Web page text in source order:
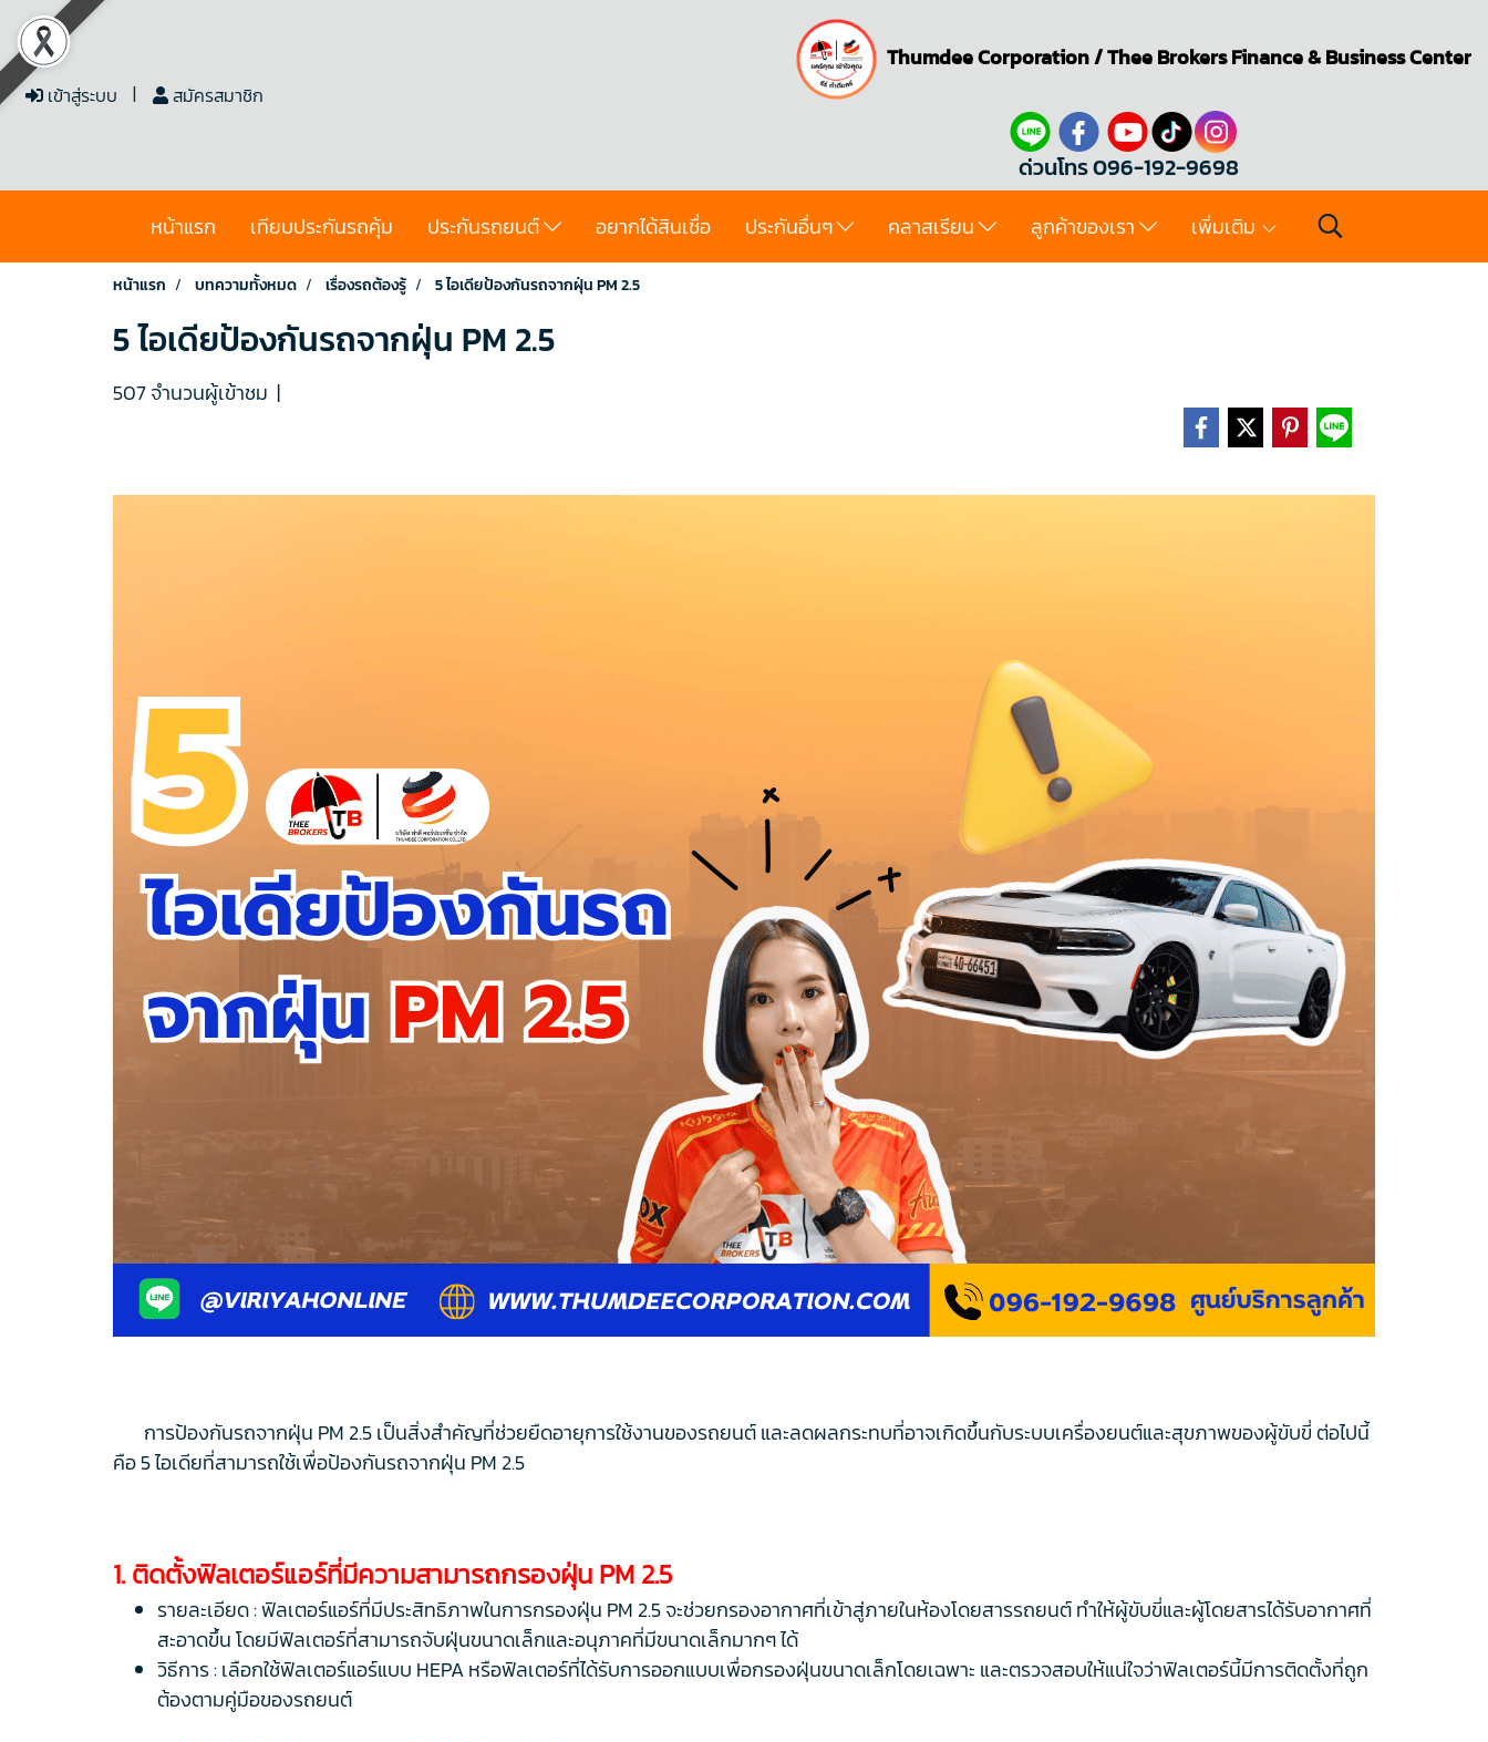
เข้าสู่ระบบ สมัครสมาชิก
Thumdee Corporation/Thee BrokersFinance & Business Center
ด่วนโทร 096-192-9698
หน้าแรก เทียบประกันรถคุ้ม ประกันรถยนต์ อยากได้สินเชื่อ ประกันอื่นๆ คลาสเรียน ลูกค้าของเรา เพิ่มเติม
หน้าแรก บทความทั้งหมด เรื่องรถต้องรู้ 5 ไอเดียป้องกันรถจากฝุ่น PM 2.5
5 ไอเดียป้องกันรถจากฝุ่น PM 2.5
507 จำนวนผู้เข้าชม |
การป้องกันรถจากฝุ่น PM 2.5 เป็นสิ่งสำคัญที่ช่วยยืดอายุการใช้งานของรถยนต์ และลดผลกระทบที่อาจเกิดขึ้นกับระบบเครื่องยนต์และสุขภาพของผู้ขับขี่ ต่อไปนี้
คือ 5 ไอเดียที่สามารถใช้เพื่อป้องกันรถจากฝุ่น PM 2.5
1. ติดตั้งฟิลเตอร์แอร์ที่มีความสามารถกรองฝุ่น PM 2.5
รายละเอียด : ฟิลเตอร์แอร์ที่มีประสิทธิภาพในการกรองฝุ่น PM 2.5 จะช่วยกรองอากาศที่เข้าสู่ภายในห้องโดยสารรถยนต์ ทำให้ผู้ขับขี่และผู้โดยสารได้รับอากาศที่
สะอาดขึ้น โดยมีฟิลเตอร์ที่สามารถจับฝุ่นขนาดเล็กและอนุภาคที่มีขนาดเล็กมากๆ ได้
วิธีการ : เลือกใช้ฟิลเตอร์แอร์แบบ HEPA หรือฟิลเตอร์ที่ได้รับการออกแบบเพื่อกรองฝุ่นขนาดเล็กโดยเฉพาะ และตรวจสอบให้แน่ใจว่าฟิลเตอร์นี้มีการติดตั้งที่ถูก
ต้องตามคู่มือของรถยนต์